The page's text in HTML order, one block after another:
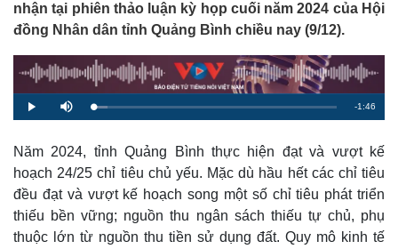
Việc làm
Biển đảo
nhận tại phiên thảo luận kỳ họp cuối năm 2024 của Hội
đồng Nhân dân tỉnh Quảng Bình chiều nay (9/12).
P
l
M
u
L
o
e
d
5
.
7
2
R
n
-1:46
Năm 2024, tỉnh Quảng Bình thực hiện đạt và vượt kế
hoạch 24/25 chỉ tiêu chủ yếu. Mặc dù hầu hết các chỉ tiêu
đều đạt và vượt kế hoạch song một số chỉ tiêu phát triển
thiếu bền vững; nguồn thu ngân sách thiếu tự chủ, phụ
thuộc lớn từ nguồn thu tiền sử dụng đất. Quy mô kinh tế